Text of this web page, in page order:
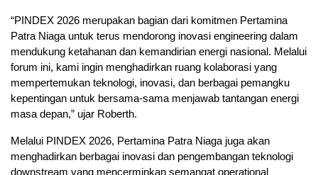
“PINDEX 2026 merupakan bagian dari komitmen Pertamina
Patra Niaga untuk terus mendorong inovasi engineering dalam
mendukung ketahanan dan kemandirian energi nasional. Melalui
forum ini, kami ingin menghadirkan ruang kolaborasi yang
mempertemukan teknologi, inovasi, dan berbagai pemangku
kepentingan untuk bersama-sama menjawab tantangan energi
masa depan,” ujar Roberth.
Melalui PINDEX 2026, Pertamina Patra Niaga juga akan
menghadirkan berbagai inovasi dan pengembangan teknologi
downstream yang mencerminkan semangat operational